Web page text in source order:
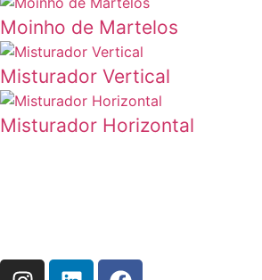
Moinho de Martelos
Misturador Vertical
Misturador Horizontal